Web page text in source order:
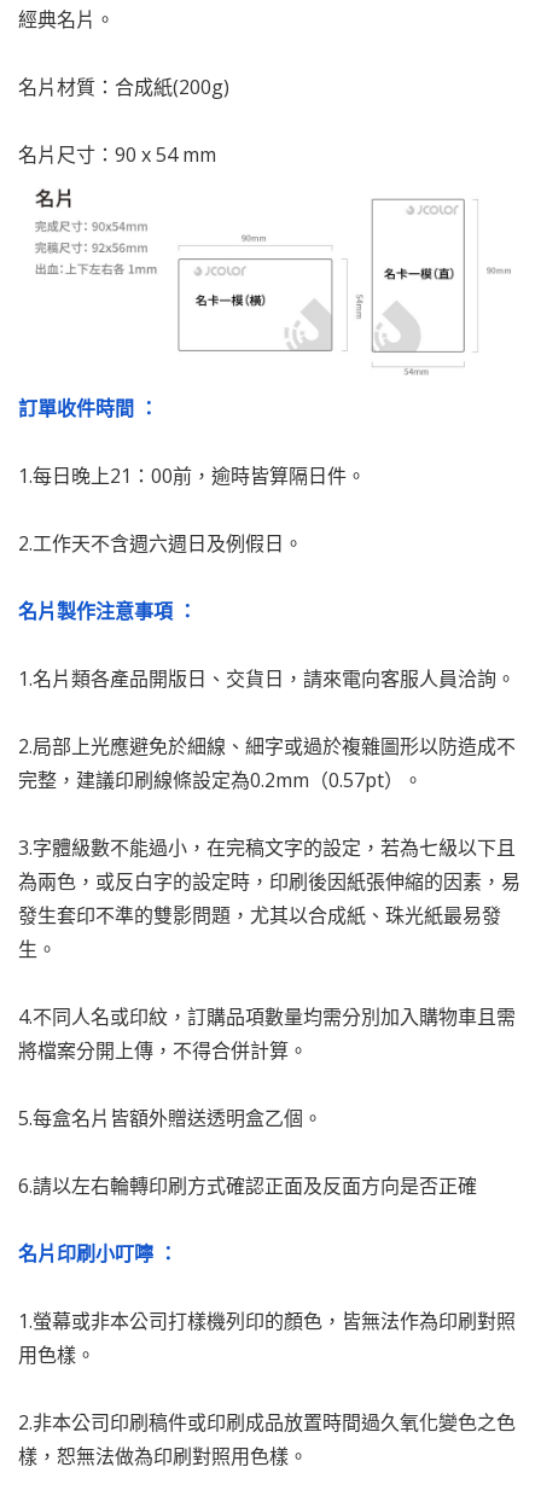
經典名片。
名片材質：合成紙(200g)
名片尺寸：90 x 54 mm
訂單收件時間 ：
1.每日晚上21：00前，逾時皆算隔日件。
2.工作天不含週六週日及例假日。
名片製作注意事項 ：
1.名片類各產品開版日、交貨日，請來電向客服人員洽詢。
2.局部上光應避免於細線、細字或過於複雜圖形以防造成不
完整，建議印刷線條設定為0.2mm（0.57pt）。
3.字體級數不能過小，在完稿文字的設定，若為七級以下且
為兩色，或反白字的設定時，印刷後因紙張伸縮的因素，易
發生套印不準的雙影問題，尤其以合成紙、珠光紙最易發
生。
4.不同人名或印紋，訂購品項數量均需分別加入購物車且需
將檔案分開上傳，不得合併計算。
5.每盒名片皆額外贈送透明盒乙個。
6.請以左右輪轉印刷方式確認正面及反面方向是否正確
名片印刷小叮嚀 ：
1.螢幕或非本公司打樣機列印的顏色，皆無法作為印刷對照
用色樣。
2.非本公司印刷稿件或印刷成品放置時間過久氧化變色之色
樣，恕無法做為印刷對照用色樣。